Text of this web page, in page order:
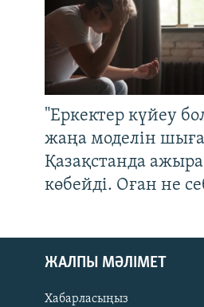
"Еркектер күйеу
жаңа моделін
Қазақстанда
көбейді. Оған не
ЖАЛПЫ МӘЛІМЕТ
Хабарласыңыз